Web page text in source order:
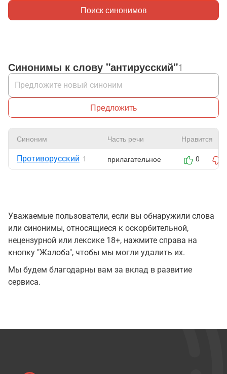
Поиск синонимов
Синонимы к слову "антирусский"1
Предложить
Синоним Часть речи Нравится
Противорусский 1 прилагательное 0
Уважаемые пользователи, если вы обнаружили слова
или синонимы, относящиеся к оскорбительной,
нецензурной или лексике 18+, нажмите справа на
кнопку "Жалоба", чтобы мы могли удалить их.
Мы будем благодарны вам за вклад в развитие
сервиса.